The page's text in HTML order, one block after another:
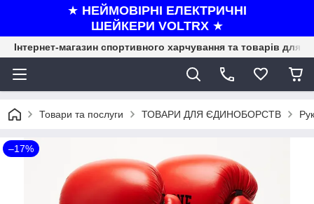
★ НЕЙМОВІРНІ ЕЛЕКТРИЧНІ
ШЕЙКЕРИ VOLTRX ★
Інтернет-магазин спортивного харчування та товарів для
Товари та послуги ТОВАРИ ДЛЯ ЄДИНОБОРСТВ
–17%